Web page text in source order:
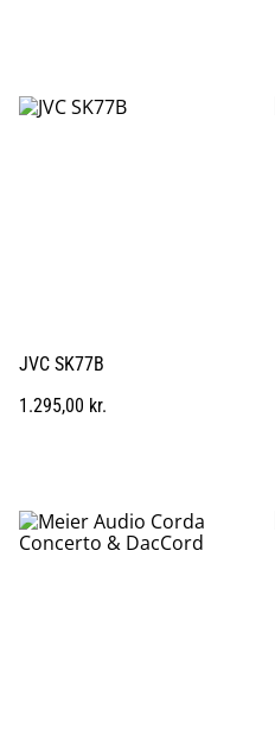
JVC SK77B
1.295,00 kr.